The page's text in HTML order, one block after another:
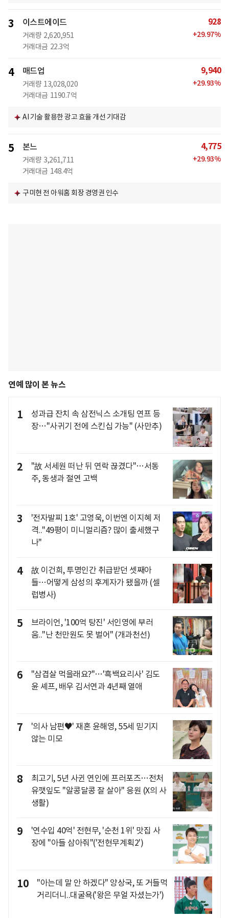
3 이스트에이드
거래량 2,620,951
거래대금 22.3억
928
+29.97%
4 매드업
거래량 13,028,020
거래대금 1190.7억
9,940
+29.93%
AI 기술 활용한 광고 효율 개선 기대감
5 본느
거래량 3,261,711
거래대금 148.4억
4,775
+29.93%
구미현 전 아워홈 회장 경영권 인수
연예 많이 본 뉴스
1
성과급 잔치 속 삼전닉스 소개팅 연프 등
장…"사귀기 전에 스킨십 가능" (사만추)
2
"故 서세원 떠난 뒤 연락 끊겼다"…서동
주, 동생과 절연 고백
3
'전자발찌 1호' 고영욱, 이번엔 이지혜 저
격.."49평이 미니멀리즘? 많이 출세했구
나"
4
故 이건희, 투명인간 취급받던 셋째아
들…어떻게 삼성의 후계자가 됐을까 (셀
럽병사)
5
브라이언, '100억 탕진' 서인영에 부러
움.."난 천만원도 못 벌어" (개과천선)
6
"삼겹살 먹을래요?"…'흑백요리사' 김도
윤 셰프, 배우 김서연과 4년째 열애
7
'의사 남편♥' 재혼 윤해영, 55세 믿기지
않는 미모
8
최고기, 5년 사귄 연인에 프러포즈…전처
유깻잎도 "알콩달콩 잘 살아" 응원 (X의 사
생활)
9
'연수입 40억' 전현무, '순천 1위' 맛집 사
장에 "아들 삼아줘"('전현무계획2')
10
"아는데 말 안 하겠다" 양상국, 또 거들먹
거리더니..대굴욕('왕은 무얼 자셨는가')